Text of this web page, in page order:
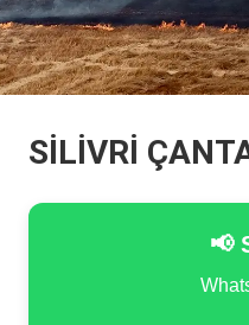
SİLİVRİ
📢